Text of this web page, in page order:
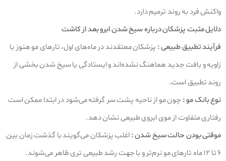
واکنش فرد به روند ترمیم دارد.
دلایل مثبت پزشکان درباره سیخ شدن ابرو بعد از کاشت
فرآیند تطبیق طبیعی : پزشکان معتقدند در ماه‌های اول، تارهای مو هنوز با
زاویه و بافت جدید هماهنگ نشده‌اند و ایستادگی یا سیخ شدن بخشی از
روند تطبیق است.
نوع بانک مو : چون مو از ناحیه پشت سر گرفته می‌شود در ابتدا ممکن است
رفتاری متفاوت از موی ابروی طبیعی نشان دهد.
موقتی بودن حالت سیخ شدن :اغلب پزشکان می‌گویند با گذشت زمان بین
۶ تا ۱۲ ماه تارهای مو نرم‌تر و با جهت رشد طبیعی‌ تری ظاهر می‌شوند.